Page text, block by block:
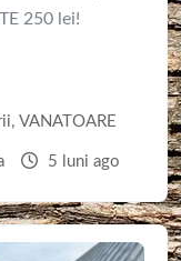
250 lei!
, VANATOARE
5 luni ago